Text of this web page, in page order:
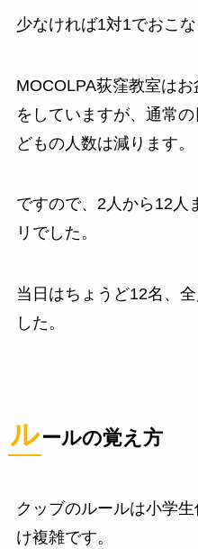
少なければ1対1でおこな
MOCOLPA荻窪教室は
をしていますが、通常
どもの人数は減ります。
ですので、2人から12人
リでした。
当日はちょうど12名、
した。
ルールの覚え方
クッブのルールは小学
け複雑です。